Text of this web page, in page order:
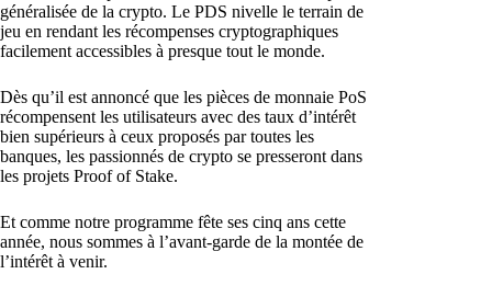
généralisée de la crypto. Le PDS nivelle le terrain de
jeu en rendant les récompenses cryptographiques
facilement accessibles à presque tout le monde.
Dès qu’il est annoncé que les pièces de monnaie PoS
récompensent les utilisateurs avec des taux d’intérêt
bien supérieurs à ceux proposés par toutes les
banques, les passionnés de crypto se presseront dans
les projets Proof of Stake.
Et comme notre programme fête ses cinq ans cette
année, nous sommes à l’avant-garde de la montée de
l’intérêt à venir.